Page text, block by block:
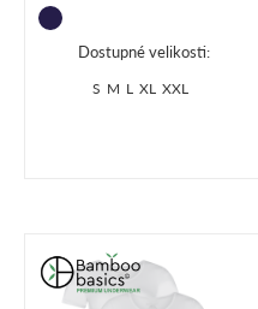
Dostupné velikosti:
S M L XL XXL